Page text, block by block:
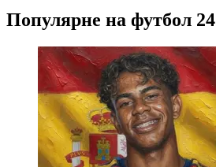
Популярне на футбол 24